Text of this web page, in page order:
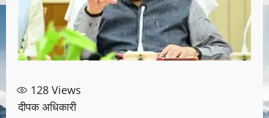
128 Views
दीपक अधिकारी